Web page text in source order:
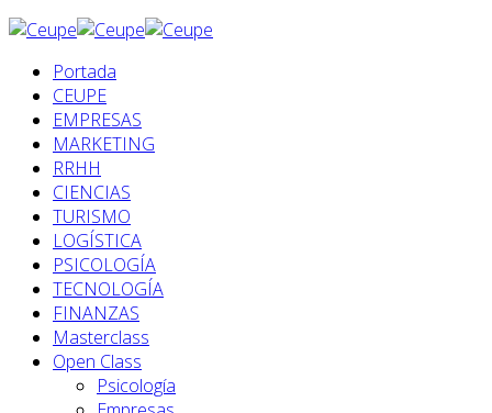
Portada
CEUPE
EMPRESAS
MARKETING
RRHH
CIENCIAS
TURISMO
LOGÍSTICA
PSICOLOGÍA
TECNOLOGÍA
FINANZAS
Masterclass
Open Class
Psicología